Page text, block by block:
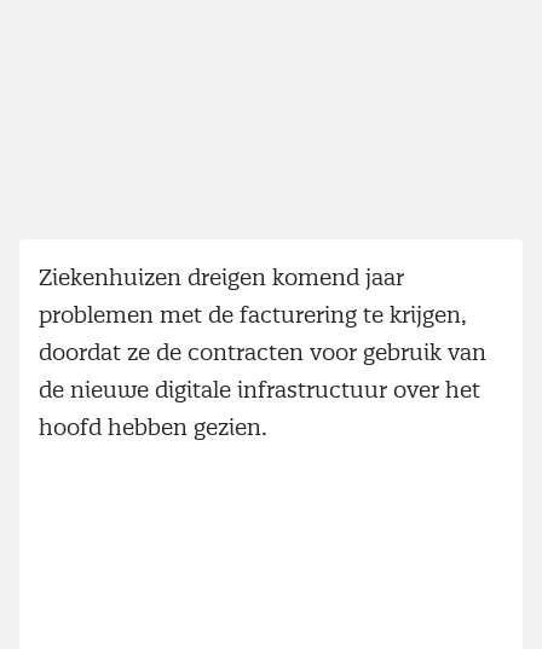
Ziekenhuizen dreigen komend jaar
problemen met de facturering te krijgen,
doordat ze de contracten voor gebruik van
de nieuwe digitale infrastructuur over het
hoofd hebben gezien.